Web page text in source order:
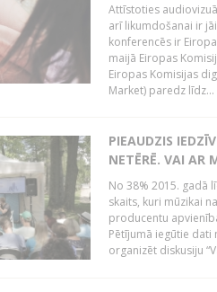
Attīstoties
arī likumdošanai ir
konferencēs ir
maijā Eiropas
Eiropas Komisijas
Market) paredz līdz...
PIEAUDZIS
NETĒRĒ. VAI AR
No 38% 2015. gadā
skaits, kuri mūzikai
producentu
Pētījumā iegūtie dati
organizēt diskusiju